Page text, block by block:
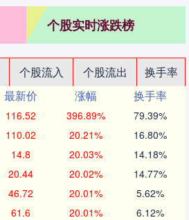
个股实时涨跌榜
个股流入 个股流出
换手率
最新价 涨幅
换手率
116.52 396.89% 79.39%
110.02 20.21% 16.80%
14.8 20.03% 14.18%
20.44 20.02% 14.77%
46.72 20.01% 5.62%
61.6 20.01% 6.12%